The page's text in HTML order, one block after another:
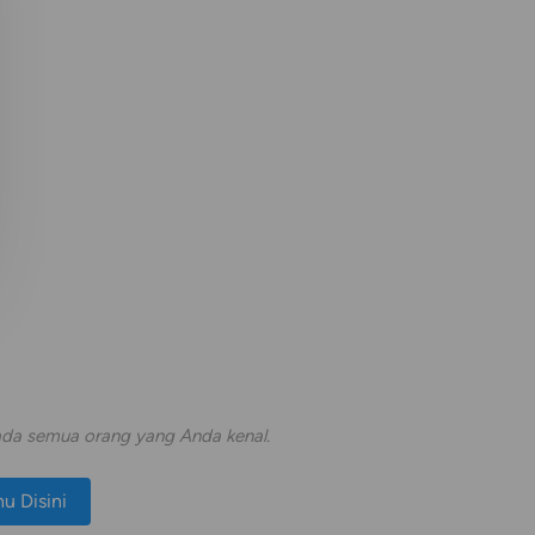
semua orang yang Anda kenal.
Disini